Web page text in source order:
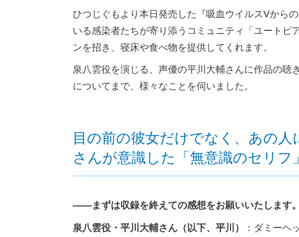
ひつじぐもより本日発売した『吸血ウイルスVから
いる感染者たちが寄り添うコミュニティ「ユートピ
ンを招き、寝床や食べ物を提供してくれます。
泉八雲役を演じる、声優の平川大輔さんに作品の聴
についてまで、様々なことを伺いました。
目の前の彼女だけでなく、あの
さんが意識した「無意識のセリフ
――まずは収録を終えての感想をお願いいたします。
泉八雲役・平川大輔さん（以下、平川）
：ダミーヘ